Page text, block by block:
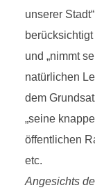
unserer
und „nimmt
natürlichen
dem
„seine
öffentlichen
etc.
Angesichts